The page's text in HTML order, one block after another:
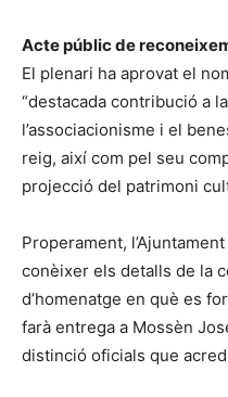
Acte públic de
El plenari ha aprovat el
“destacada contribució a
l’associacionisme i el
reig, així com pel seu
projecció del patrimoni
Properament,
conèixer els detalls de la
d’homenatge en què es
farà entrega a Mossèn
distinció oficials que